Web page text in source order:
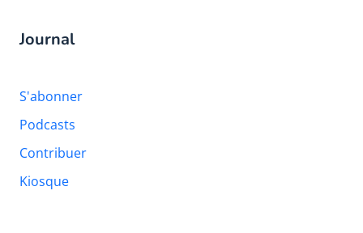
Journal
S'abonner
Podcasts
Contribuer
Kiosque